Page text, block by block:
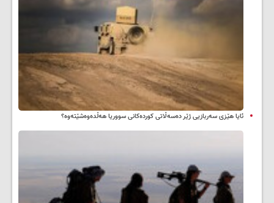
ئایا هێزی سەربازیی ژێر دەسەڵاتی کوردەکانی سووریا هەڵدەوەشێتەوە؟